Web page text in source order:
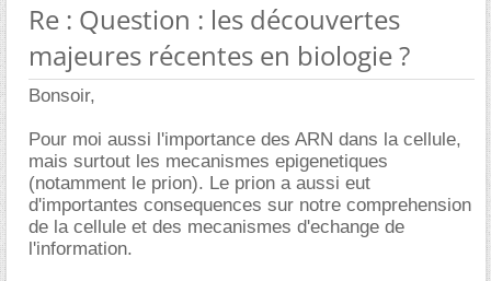
Re : Question : les découvertes
majeures récentes en biologie ?
Bonsoir,
Pour moi aussi l'importance des ARN dans la cellule,
mais surtout les mecanismes epigenetiques
(notamment le prion). Le prion a aussi eut
d'importantes consequences sur notre comprehension
de la cellule et des mecanismes d'echange de
l'information.